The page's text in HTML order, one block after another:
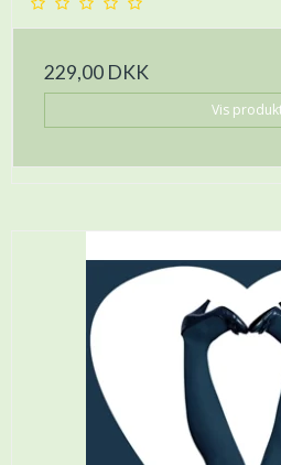
229,00 DKK
Vis